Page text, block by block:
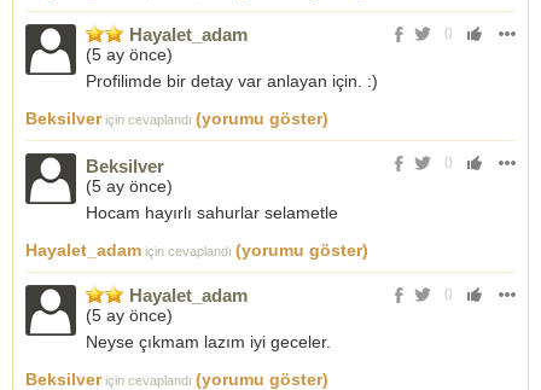
0
Hayalet_adam
(5 ay önce)
Profilimde bir detay var anlayan için. :)
Beksilveriçin cevaplandı (yorumu göster)
0
Beksilver
(5 ay önce)
Hocam hayırlı sahurlar selametle
Hayalet_adam için cevaplandı (yorumu göster)
0
Hayalet_adam
(5 ay önce)
Neyse çıkmam lazım iyi geceler.
Beksilveriçin cevaplandı (yorumu göster)